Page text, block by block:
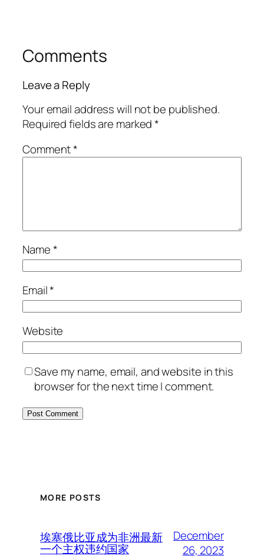
Comments
Leave a Reply
Your email address will not be published.
Required fields are marked*
Comment*
Name*
Email*
Website
Save my name, email, and website in this
browser for the next time I comment.
MORE POSTS
埃塞俄比亚成为非洲最新
一个主权违约国家
December
26, 2023